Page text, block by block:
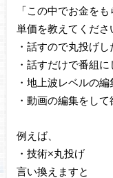
「この中でお金を
単価を教えてくださ
・話すので丸投げし
・話すだけで番組に
・地上波レベルの
・動画の編集をして
例えば、
・技術×丸投げ
言い換えますと